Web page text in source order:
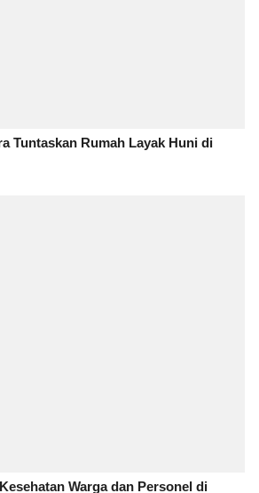
Tuntaskan Rumah Layak Huni di
Warga dan Personel di